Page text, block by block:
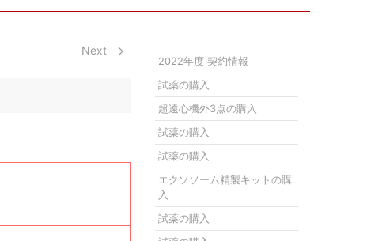
Next
2022年度 契約情報
試薬の購入
超遠心機外3点の購入
試薬の購入
試薬の購入
エクソソーム精製キットの購
入
試薬の購入